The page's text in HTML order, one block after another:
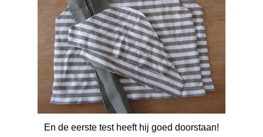
En de eerste test heeft hij goed doorstaan!